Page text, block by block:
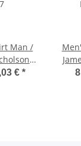
Man /
€ *